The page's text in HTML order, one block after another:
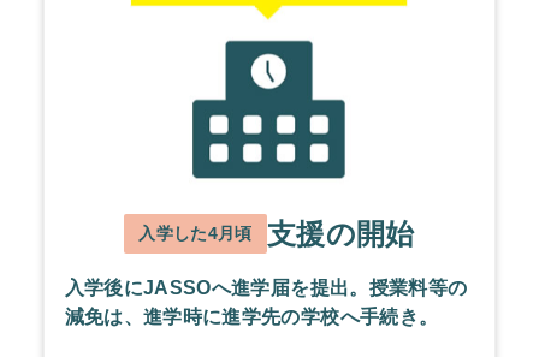
入学した4月頃 支援の開始
入学後にJASSOへ進学届を提出。授業料等の
減免は、進学時に進学先の学校へ手続き。